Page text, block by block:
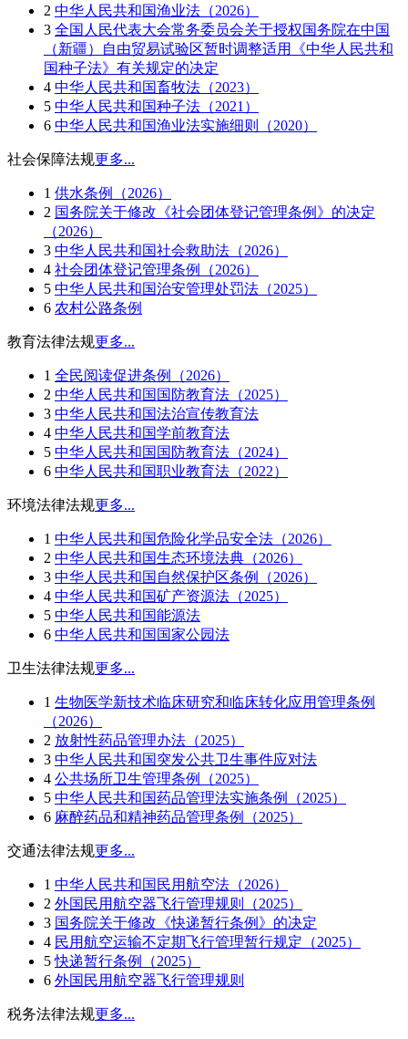
2 中华人民共和国渔业法（2026）
3 全国人民代表大会常务委员会关于授权国务院在中国
（新疆）自由贸易试验区暂时调整适用《中华人民共和
国种子法》有关规定的决定
4 中华人民共和国畜牧法（2023）
5 中华人民共和国种子法（2021）
6 中华人民共和国渔业法实施细则（2020）
社会保障法规更多...
1 供水条例（2026）
2 国务院关于修改《社会团体登记管理条例》的决定
（2026）
3 中华人民共和国社会救助法（2026）
4 社会团体登记管理条例（2026）
5 中华人民共和国治安管理处罚法（2025）
6 农村公路条例
教育法律法规更多...
1 全民阅读促进条例（2026）
2 中华人民共和国国防教育法（2025）
3 中华人民共和国法治宣传教育法
4 中华人民共和国学前教育法
5 中华人民共和国国防教育法（2024）
6 中华人民共和国职业教育法（2022）
环境法律法规更多...
1 中华人民共和国危险化学品安全法（2026）
2 中华人民共和国生态环境法典（2026）
3 中华人民共和国自然保护区条例（2026）
4 中华人民共和国矿产资源法（2025）
5 中华人民共和国能源法
6 中华人民共和国国家公园法
卫生法律法规更多...
1 生物医学新技术临床研究和临床转化应用管理条例
（2026）
2 放射性药品管理办法（2025）
3 中华人民共和国突发公共卫生事件应对法
4 公共场所卫生管理条例（2025）
5 中华人民共和国药品管理法实施条例（2025）
6 麻醉药品和精神药品管理条例（2025）
交通法律法规更多...
1 中华人民共和国民用航空法（2026）
2 外国民用航空器飞行管理规则（2025）
3 国务院关于修改《快递暂行条例》的决定
4 民用航空运输不定期飞行管理暂行规定（2025）
5 快递暂行条例（2025）
6 外国民用航空器飞行管理规则
税务法律法规更多...